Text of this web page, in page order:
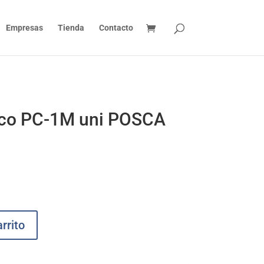
Empresas Tienda Contacto
PC-1M uni POSCA